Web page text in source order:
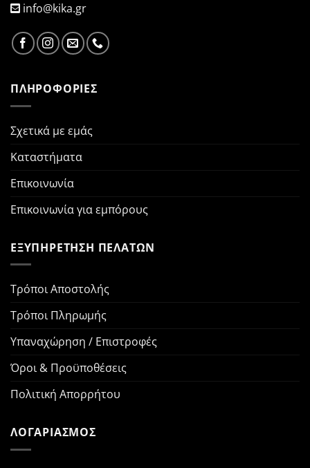
info@kika.gr
ΠΛΗΡΟΦΟΡΙΕΣ
Σχετικά με εμάς
Καταστήματα
Επικοινωνία
Επικοινωνία για εμπόρους
ΕΞΥΠΗΡΕΤΗΣΗ ΠΕΛΑΤΩΝ
Τρόποι Αποστολής
Τρόποι Πληρωμής
Υπαναχώρηση / Επιστροφές
Όροι & Προϋποθέσεις
Πολιτική Απορρήτου
ΛΟΓΑΡΙΑΣΜΟΣ